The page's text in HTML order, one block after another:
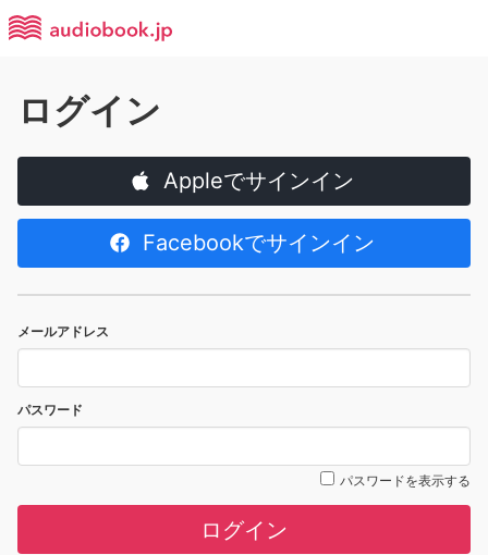
ログイン
Appleでサインイン
Facebookでサインイン
メールアドレス
パスワード
パスワードを表示する
ログイン